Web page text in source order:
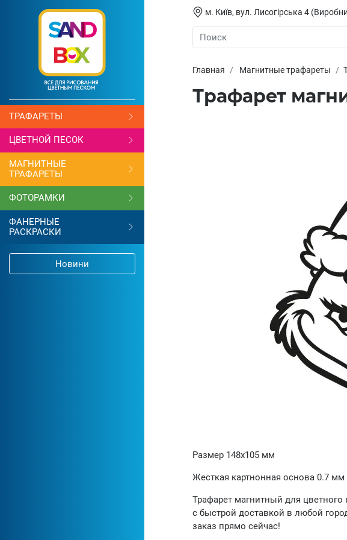
ТРАФАРЕТЫ
ЦВЕТНОЙ ПЕСОК
МАГНИТНЫЕ
ТРАФАРЕТЫ
ФОТОРАМКИ
ФАНЕРНЫЕ
РАСКРАСКИ
Новини
м. Київ, вул. Лисогірська 4
Главная Магнитные трафареты
Трафарет
Размер 148х105 мм
Жесткая картнонная основа 0.7 мм
Трафарет магнитный для цветного
с быстрой доставкой в любой
заказ прямо сейчас!